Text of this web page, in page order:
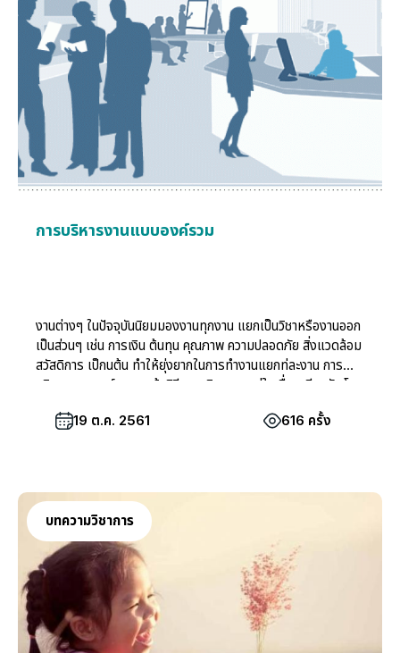
การบริหารงานแบบองค์รวม
งานต่างๆ ในปัจจุบันนิยมมองงานทุกงาน แยกเป็นวิชาหรืองานออก
เป็นส่วนๆ เช่น การเงิน ต้นทุน คุณภาพ ความปลอดภัย สิ่งแวดล้อม
สวัสดิการ เป็กนต้น ทำให้ยุ่งยากในการทำงานแยกท่ละงาน การ
บริหารแบบองค์รวมจะเน้นวิธีการบริหารมาอยู่ในเรื่องเดียวกัน โดย
ลดการติดต่อสื่อสาร และลดงานที่ไม่จำเป็นได้อย่างมากมาย
19 ต.ค. 2561 616 ครั้ง
บทความวิชาการ